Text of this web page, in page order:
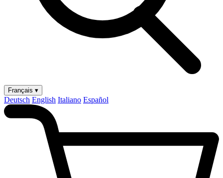
Français ▾
Deutsch English Italiano Español